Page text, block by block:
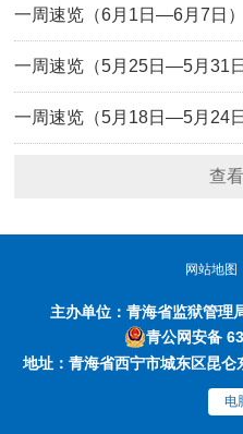
一周速览（6月1日—6月7日）
一周速览（5月25日—5月31日
一周速览（5月18日—5月24日
查
网站地图
主办单位： 青海省监狱管理
青公网安备
地址：青海省西宁市城东区昆
电